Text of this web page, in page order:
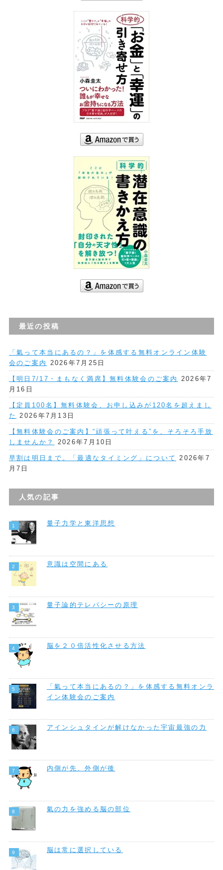
最近の投稿
「氣って本当にあるの？」を体感する無料オンライン体験
会のご案内
2026年7月25日
【明日7/17・まもなく満席】無料体験会のご案内
2026年7
月16日
【定員100名】無料体験会、お申し込みが120名を超えまし
た
2026年7月13日
【無料体験会のご案内】“頑張って叶える”を、そろそろ手放
しませんか？
2026年7月10日
早割は明日まで。「最適なタイミング」について
2026年7
月7日
人気の記事
量子力学と東洋思想
意識は空間にある
量子論的テレパシーの原理
脳を２０倍活性化させる方法
「氣って本当にあるの？」を体感する無料オンラ
イン体験会のご案内
アインシュタインが解けなかった宇宙最強の力
内側が先、外側が後
氣の力を強める脳の部位
脳は常に選択している